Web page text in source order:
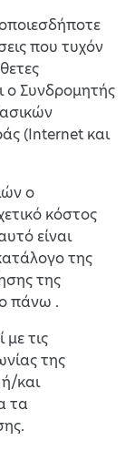
που τυχόν
ο Συνδρομητής
(Internet και
ο
κόστος
είναι
της
της
πάνω .
τις
της
και
τα